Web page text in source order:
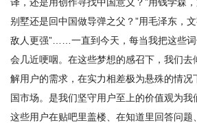
别墅还是回中国做导弹之父？”用毛泽东，
敌人更强”……一直到今天，每当我把这些
会几近哽咽。在这些梦想的感召下，我们去
解用户的需求，在实力相差极为悬殊的情况
国市场。是我们坚守用户至上的价值观为我
这些用户在贴吧里盖楼、在知道里回答问题